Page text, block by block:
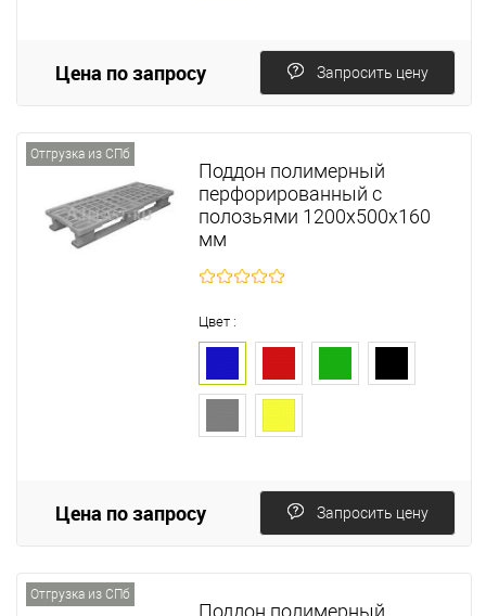
Цена по запросу Запросить цену
Отгрузка из СПб
Поддон полимерный
перфорированный с
полозьями 1200х500х160
мм
Цвет :
Цена по запросу Запросить цену
Отгрузка из СПб
Поддон полимерный